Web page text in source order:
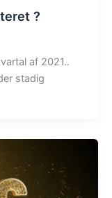
?
af 2021..
stadig